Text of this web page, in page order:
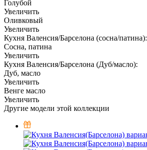
Голубой
Увеличить
Оливковый
Увеличить
Кухня Валенсия/Барселона (сосна/патина):
Сосна, патина
Увеличить
Кухня Валенсия/Барселона (Дуб/масло):
Дуб, масло
Увеличить
Венге масло
Увеличить
Другие модели этой коллекции